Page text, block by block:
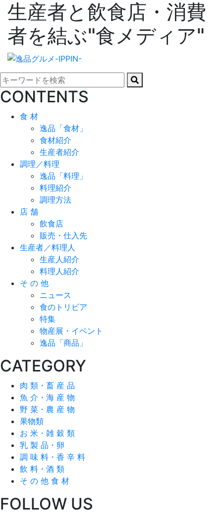
生産者と飲食店・消費
者を結ぶ"食メディア"
CONTENTS
食 材
逸品「食材」
食材紹介
生産者紹介
調理／料理
逸品「料理」
料理紹介
調理方法
店 舗
飲食店
販売・仕入先
生産者／料理人
生産人紹介
料理人紹介
そ の 他
ニュース
食のトリビア
特集
物産展・イベント
逸品「商品」
CATEGORY
肉 類・畜 産 品
魚 介・海 産 物
野 菜・農 産 物
果物類
お 米・雑 穀 類
乳 製 品・卵
調 味 料・香 辛 料
飲 料・酒 類
そ の 他 食 材
FOLLOW US